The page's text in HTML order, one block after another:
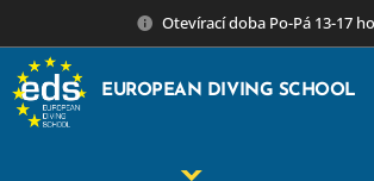
Otevírací doba Po-Pá 13-17
EUROPEAN DIVING SCHOOL